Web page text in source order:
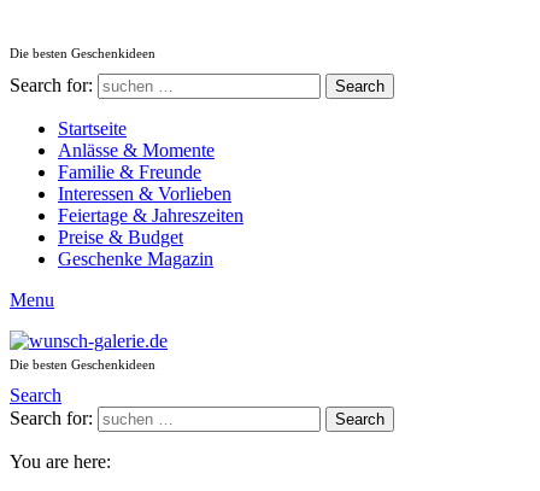
Die besten Geschenkideen
Search for: Search
Startseite
Anlässe & Momente
Familie & Freunde
Interessen & Vorlieben
Feiertage & Jahreszeiten
Preise & Budget
Geschenke Magazin
Menu
Die besten Geschenkideen
Search
Search for:
Search
You are here: